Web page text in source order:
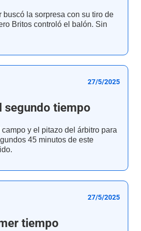
buscó la sorpresa con su tiro de
Britos controló el balón. Sin
27/5/2025
segundo tiempo
y el pitazo del árbitro para
45 minutos de este
27/5/2025
tiempo